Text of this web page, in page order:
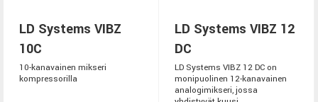
LD Systems VIBZ
10C
10-kanavainen mikseri
kompressorilla
LD Systems VIBZ 12
DC
LD Systems VIBZ 12 DC on
monipuolinen 12-kanavainen
analogimikseri, jossa